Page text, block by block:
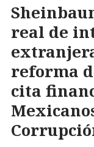
real de
reforma
cita